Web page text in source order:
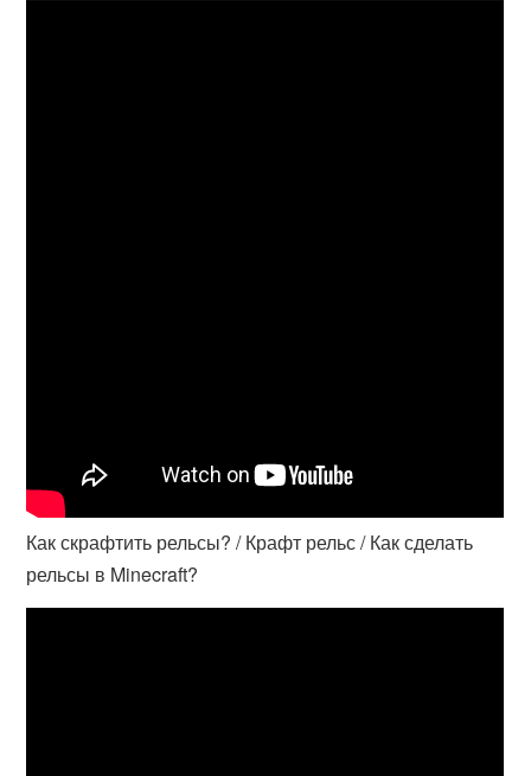
Как скрафтить рельсы? / Крафт рельс / Как сделать
рельсы в Minecraft?